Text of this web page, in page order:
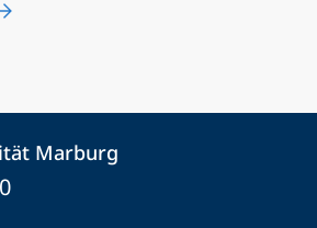
Marburg